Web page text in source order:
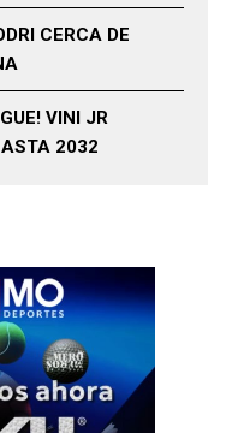
CERCA DE
VINI JR
2032